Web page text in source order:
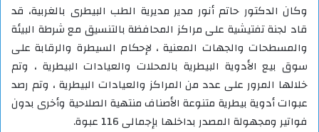
وكان الدكتور حاتم أنور مدير مديرية الطب البيطرى بالغربية، قد
قاد لجنة تفتيشية على مراكز المحافظة بالتنسيق مع شرطة البيئة
والمسطحات والجهات المعنية ، لإحكام السيطرة والرقابة على
سوق بيع الأدوية البيطرية بالمحلات والعيادات البيطرية ، وتم
خلالها المرور على عدد من المراكز والعيادات البيطرية ، وتم رصد
عبوات أدوية بيطرية متنوعة الأصناف منتهية الصلاحية وأخرى بدون
فواتير ومجهولة المصدر بداخلها بإجمالى 116 عبوة.